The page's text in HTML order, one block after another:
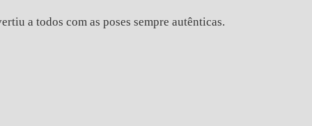
a todos com as poses sempre autênticas.